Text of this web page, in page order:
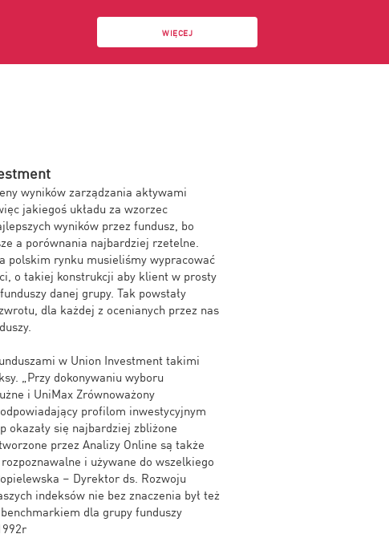
WIĘCEJ
wyników zarządzania aktywami
jakiegoś układu za wzorzec
wyników przez fundusz, bo
a porównania najbardziej rzetelne.
polskim rynku musieliśmy wypracować
o takiej konstrukcji aby klient w prosty
danej grupy. Tak powstały
dla każdej z ocenianych przez nas
w Union Investment takimi
„Przy dokonywaniu wyboru
i UniMax Zrównoważony
profilom inwestycyjnym
okazały się najbardziej zbliżone
przez Analizy Online są także
i używane do wszelkiego
– Dyrektor ds. Rozwoju
indeksów nie bez znaczenia był też
dla grupy funduszy